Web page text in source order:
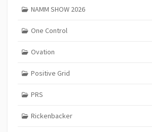
NAMM SHOW 2026
One Control
Ovation
Positive Grid
PRS
Rickenbacker